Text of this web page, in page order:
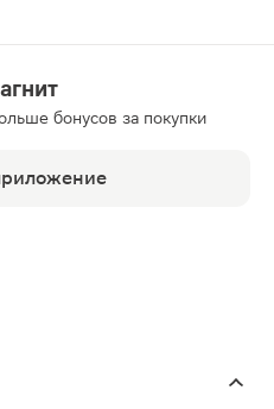
бонусов за покупки